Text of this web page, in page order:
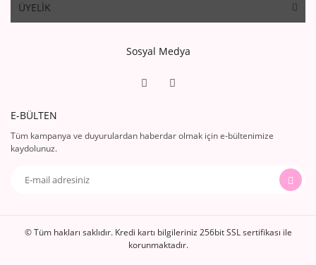
ÜYELİK
Sosyal Medya
E-BÜLTEN
Tüm kampanya ve duyurulardan haberdar olmak için e-bültenimize
kaydolunuz.
© Tüm hakları saklıdır. Kredi kartı bilgileriniz 256bit SSL sertifikası ile
korunmaktadır.